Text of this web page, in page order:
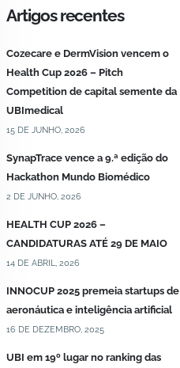
Artigos recentes
Cozecare e DermVision vencem o
Health Cup 2026 – Pitch
Competition de capital semente da
UBImedical
15 DE JUNHO, 2026
SynapTrace vence a 9.ª edição do
Hackathon Mundo Biomédico
2 DE JUNHO, 2026
HEALTH CUP 2026 –
CANDIDATURAS ATÉ 29 DE MAIO
14 DE ABRIL, 2026
INNOCUP 2025 premeia startups de
aeronáutica e inteligência artificial
16 DE DEZEMBRO, 2025
UBI em 19º lugar no ranking das